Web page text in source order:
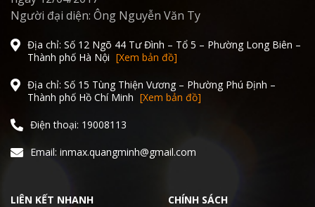
Người đại diện: Ông Nguyễn Văn Ty
Địa chỉ: Số 12 Ngõ 44 Tư Đình – Tổ 5 – Phường Long Biên –
Thành phố Hà Nội [Xem bản đồ]
Địa chỉ: Số 15 Tùng Thiện Vương – Phường Phú Định –
Thành phố Hồ Chí Minh [Xem bản đồ]
Điện thoại: 19008113
Email: inmax.quangminh@gmail.com
LIÊN KẾT NHANH CHÍNH SÁCH